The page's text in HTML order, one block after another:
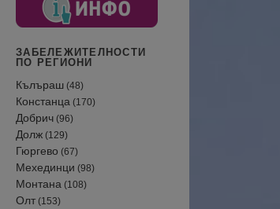
ЗАБЕЛЕЖИТЕЛНОСТИ
ПО РЕГИОНИ
Кълъраш (48)
Констанца (170)
Добрич (96)
Долж (129)
Гюргево (67)
Мехединци (98)
Монтана (108)
Олт (153)